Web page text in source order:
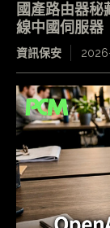
國產路由器秘
線中國伺服器
資訊保安